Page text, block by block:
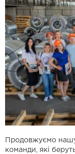
Продовжуємо
команди, які